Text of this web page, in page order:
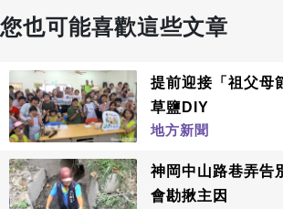
您也可能喜歡這些文章
提前迎接「祖父母
草鹽DIY
地方新聞
神岡中山路巷弄告
會勘揪主因